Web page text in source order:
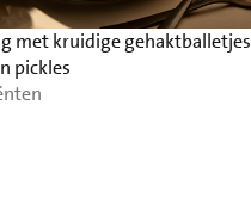
met kruidige gehaktballetjes
pickles